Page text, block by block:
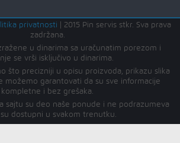
privatnosti
2015 Pin servis stkr. Sva prava
zadržana.
u dinarima sa uračunatim porezom i
se vrši isključivo u dinarima.
što precizniji u opisu proizvoda, prikazu slika
možemo garantovati da su sve informacije
kompletne i bez grešaka.
sajtu su deo naše ponude i ne podrazumeva
dostupni u svakom trenutku.